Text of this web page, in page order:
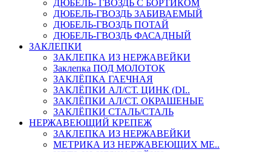
ДЮБЕЛЬ- ГВОЗДЬ С БОРТИКОМ
ДЮБЕЛЬ-ГВОЗДЬ ЗАБИВАЕМЫЙ
ДЮБЕЛЬ-ГВОЗДЬ ПОТАЙ
ДЮБЕЛЬ-ГВОЗДЬ ФАСАДНЫЙ
ЗАКЛЕПКИ
ЗАКЛЕПКА ИЗ НЕРЖАВЕЙКИ
Заклепка ПОД МОЛОТОК
ЗАКЛЁПКА ГАЕЧНАЯ
ЗАКЛЁПКИ АЛ/СТ. ЦИНК (DI..
ЗАКЛЁПКИ АЛ/СТ. ОКРАШЕНЫЕ
ЗАКЛЁПКИ СТАЛЬ/СТАЛЬ
НЕРЖАВЕЮЩИЙ КРЕПЕЖ
ЗАКЛЕПКА ИЗ НЕРЖАВЕЙКИ
МЕТРИКА ИЗ НЕРЖАВЕЮЩИХ МЕ..